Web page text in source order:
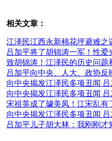
相关文章：
江泽民江西永新棉花坪避难之
吕加平将了胡锦涛一军！性爱
致胡锦涛！江泽民的历史问题
吕加平向中央、人大、政协
向中央揭发江泽民多项丑闻
向中央揭发江泽民多项丑闻
宋祖英成了璩美凤！江宋乱有
向中央揭发江泽民多项丑闻
吕加平儿子胡大林：我刚刚才